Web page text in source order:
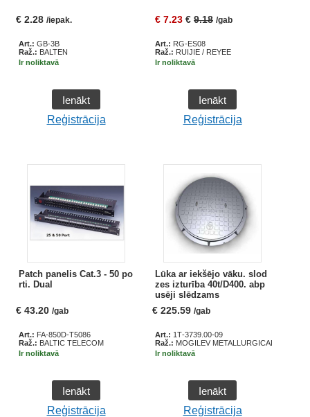
€ 2.28 /iepak.
Art.: GB-3B
Raž.: BALTEN
Ir noliktavā
Ienākt
Reģistrācija
€ 7.23 € 9.18 /gab
Art.: RG-ES08
Raž.: RUIJIE / REYEE
Ir noliktavā
Ienākt
Reģistrācija
Patch panelis Cat.3 - 50 po
rti. Dual
€ 43.20 /gab
Art.: FA-850D-T5086
Raž.: BALTIC TELECOM
Ir noliktavā
Ienākt
Reģistrācija
Lūka ar iekšējo vāku. slod
zes izturība 40t/D400. abp
usēji slēdzams
€ 225.59 /gab
Art.: 1Т-3739.00-09
Raž.: MOGILEV METALLURGICAL
Ir noliktavā
Ienākt
Reģistrācija